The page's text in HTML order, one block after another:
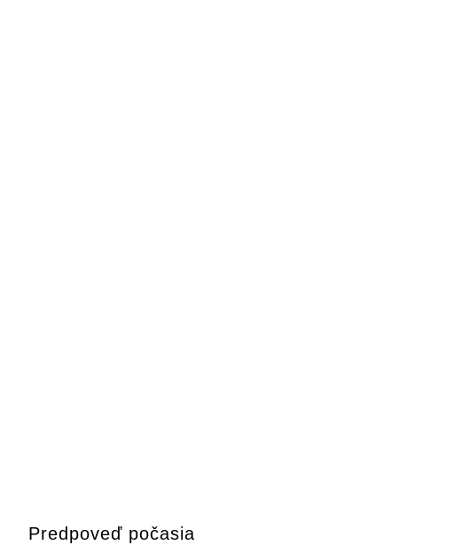
Predpoveď počasia